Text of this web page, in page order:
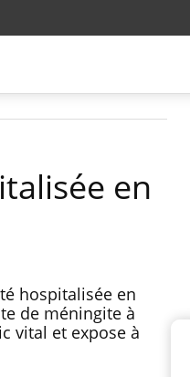
en
hospitalisée en
de méningite à
vital et expose à